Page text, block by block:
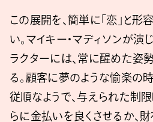
この展開を、簡単に「恋」と
い。マイキー・マディソンが演
ラクターには、常に醒めた姿
る。顧客に夢のような愉楽の
従順なようで、与えられた制
らに金払いを良くさせるか、